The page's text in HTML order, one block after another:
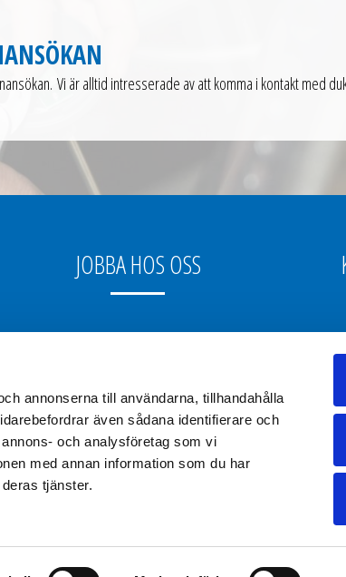
annonserna till användarna, tillhandahålla
även sådana identifierare och
och analysföretag som vi
med annan information som du har
tjänster.
Vi är alltid intresserade av att komma i kontakt med
JOBBA HOS OSS
916, 751 09 Uppsala